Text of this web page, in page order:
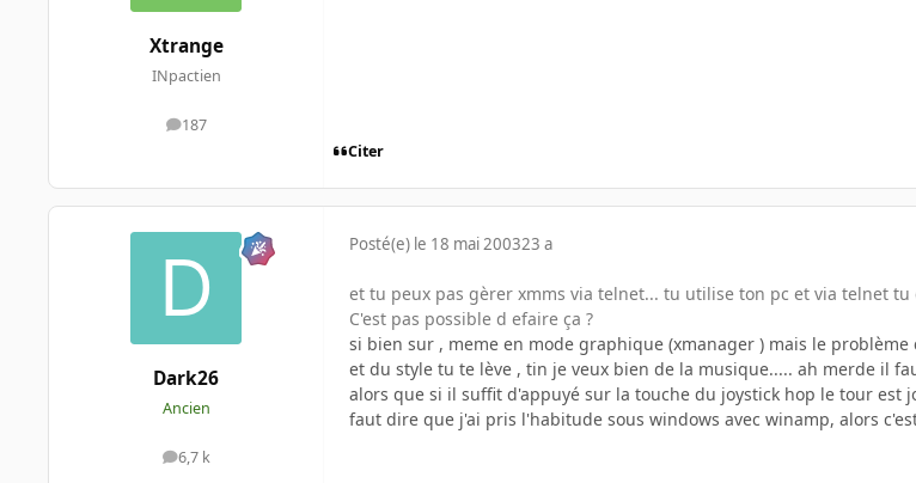
Xtrange
INpactien
187
messages
Citer
Dark26
Ancien
6,7 k
messages
Posté(e) le 18 mai 200323 a
et tu peux pas gèrer xmms via telnet... tu utilise ton pc et via telnet
C'est pas possible d efaire ça ?
si bien sur , meme en mode graphique (xmanager ) mais le
et du style tu te lève , tin je veux bien de la musique..... ah merde il
alors que si il suffit d'appuyé sur la touche du joystick hop le tour est
faut dire que j'ai pris l'habitude sous windows avec winamp, alors